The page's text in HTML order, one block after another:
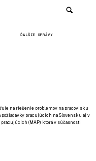
ĎALŠIE SPRÁVY
na riešenie problémov na pracovisku
požiadavky pracujúcich na Slovensku aj v
(MAP), ktorá v súčasnosti